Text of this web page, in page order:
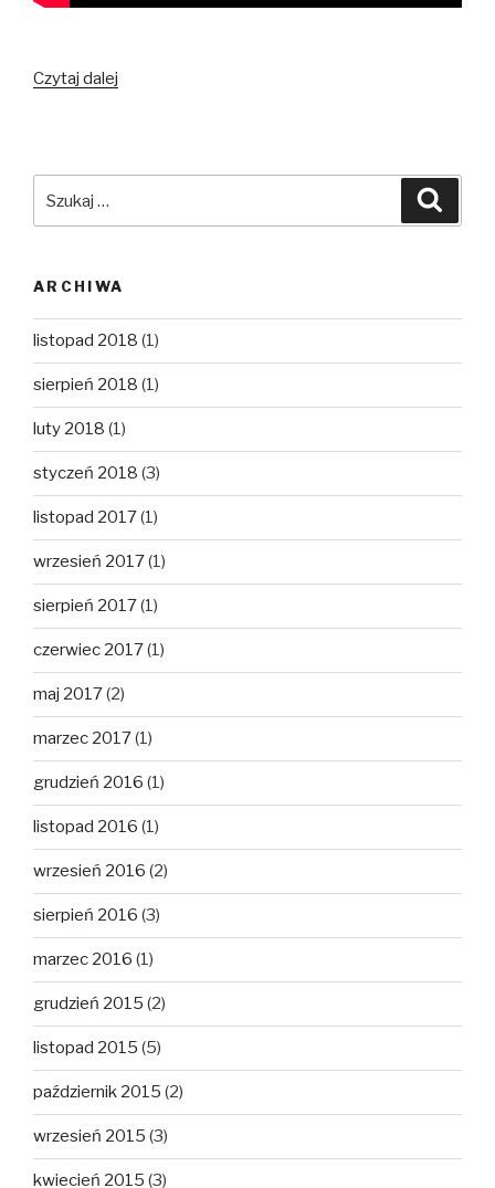
Czytaj dalej
ARCHIWA
listopad 2018 (1)
sierpień 2018 (1)
luty 2018 (1)
styczeń 2018 (3)
listopad 2017(1)
wrzesień 2017(1)
sierpień 2017(1)
czerwiec 2017(1)
maj 2017(2)
marzec 2017(1)
grudzień 2016 (1)
listopad 2016 (1)
wrzesień 2016 (2)
sierpień 2016 (3)
marzec 2016 (1)
grudzień 2015 (2)
listopad 2015 (5)
październik 2015 (2)
wrzesień 2015 (3)
kwiecień 2015 (3)